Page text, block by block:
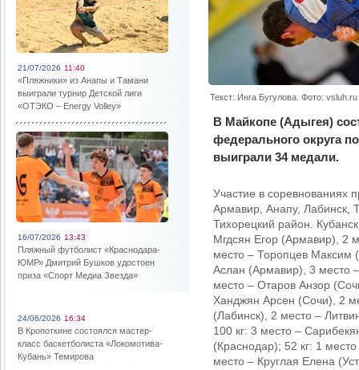
21/07/2026 11:40
«Пляжники» из Анапы и Тамани
выиграли турнир Детской лиги
«ОТЭКО – Energy Volley»
16/07/2026 13:43
Пляжный футболист «Краснодара-
ЮМР» Дмитрий Бушков удостоен
приза «Спорт Медиа Звезда»
24/06/2026 16:34
В Кропоткине состоялся мастер-
класс баскетболиста «Локомотива-
Кубань» Темирова
Текст: Инга Бугулова. Фото: vsluh.ru
В Майкопе (Адыгея)
федерального округа
выиграли 34 медали.
Участие в соревнованиях
Армавир, Анапу, Лабинск,
Тихорецкий район.
Мгдсян Егор (Армавир), 2
место – Торопцев Максим
Аслан (Армавир), 3 место
место – Отаров Анзор
Ханджян Арсен (Сочи), 2
(Лабинск), 2 место –
100 кг: 3 место –
(Краснодар); 52 кг: 1
место – Круглая Елена